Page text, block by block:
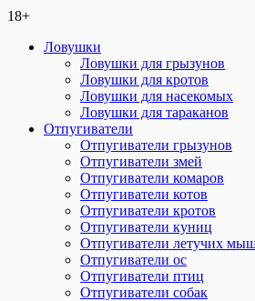
18+
Ловушки
Ловушки для грызунов
Ловушки для кротов
Ловушки для насекомых
Ловушки для тараканов
Отпугиватели
Отпугиватели грызунов
Отпугиватели змей
Отпугиватели комаров
Отпугиватели котов
Отпугиватели кротов
Отпугиватели куниц
Отпугиватели летучих
Отпугиватели ос
Отпугиватели птиц
Отпугиватели собак